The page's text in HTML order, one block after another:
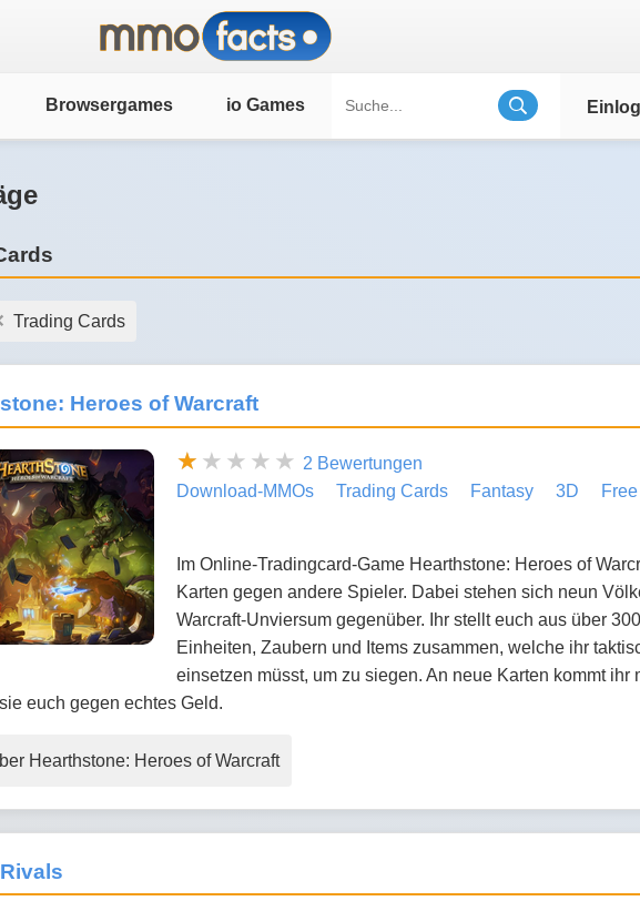
Browsergames io Games
Trading Cards
Heroes of Warcraft
2 Bewertungen
Download-MMOs
Trading Cards Fantasy 3D
Im Online-Tradingcard-Game Hearthstone: Heroes of
Karten gegen andere Spieler. Dabei stehen sich neun
Warcraft-Unviersum gegenüber. Ihr stellt euch aus über
Einheiten, Zaubern und Items zusammen, welche ihr
einsetzen müsst, um zu siegen. An neue Karten kommt ihr
euch gegen echtes Geld.
Hearthstone: Heroes of Warcraft